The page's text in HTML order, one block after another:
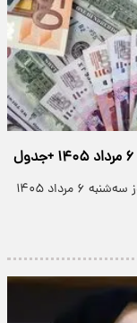
جدول جدیدترین قیمت دلار و قیمت یورو برای امروز سه‌شنبه ۶ مرداد ۱۴۰۵